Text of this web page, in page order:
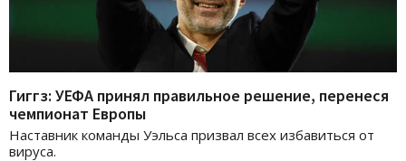
Гиггз: УЕФА принял правильное решение, перенеся
чемпионат Европы
Наставник команды Уэльса призвал всех избавиться от
вируса.